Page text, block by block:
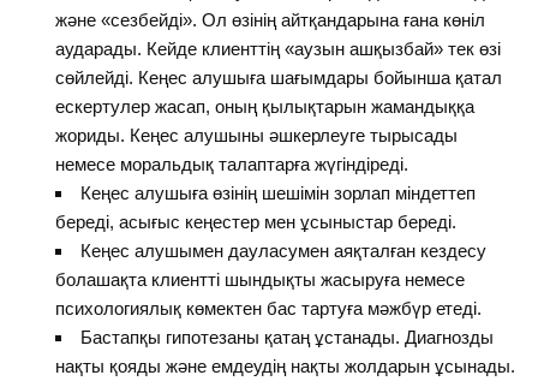
және «сезбейді». Ол өзінің айтқандарына ғана көніл
аударады. Кейде клиенттің «аузын ашқызбай» тек өзі
сөйлейді. Кеңес алушыға шағымдары бойынша қатал
ескертулер жасап, оның қылықтарын жамандыққа
жориды. Кеңес алушыны әшкерлеуге тырысады
немесе моральдық талаптарға жүгіндіреді.
Кеңес алушыға өзінің шешімін зорлап міндеттеп
береді, асығыс кеңестер мен ұсыныстар береді.
Кеңес алушымен дауласумен аяқталған кездесу
болашақта клиентті шындықты жасыруға немесе
психологиялық көмектен бас тартуға мәжбүр етеді.
Бастапқы гипотезаны қатаң ұстанады. Диагнозды
нақты қояды және емдеудің нақты жолдарын ұсынады.